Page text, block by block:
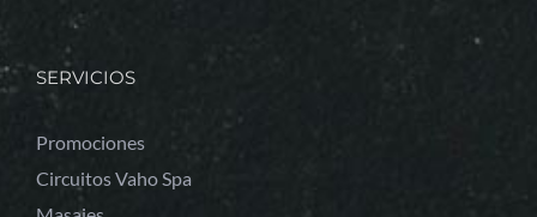
SERVICIOS
Promociones
Circuitos Vaho Spa